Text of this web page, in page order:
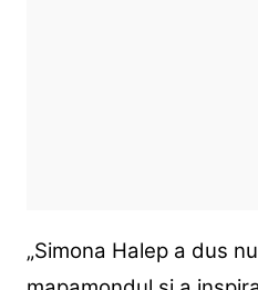
„Simona Halep a dus